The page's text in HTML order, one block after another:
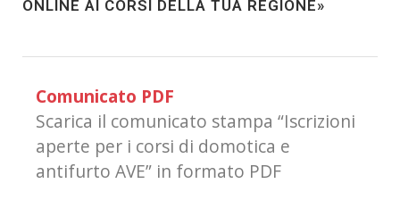
ONLINE AI CORSI DELLA TUA REGIONE»
Comunicato PDF
Scarica il comunicato stampa “Iscrizioni
aperte per i corsi di domotica e
antifurto AVE” in formato PDF